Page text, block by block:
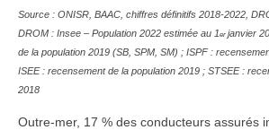
Source : ONISR, BAAC, chiffres définitifs 2018-2022,
DROM : Insee – Population 2022 estimée au 1er janvier
de la population 2019 (SB, SPM, SM) ; ISPF :
ISEE : recensement de la population 2019 ; STSEE :
2018
Outre-mer, 17 % des conducteurs assurés